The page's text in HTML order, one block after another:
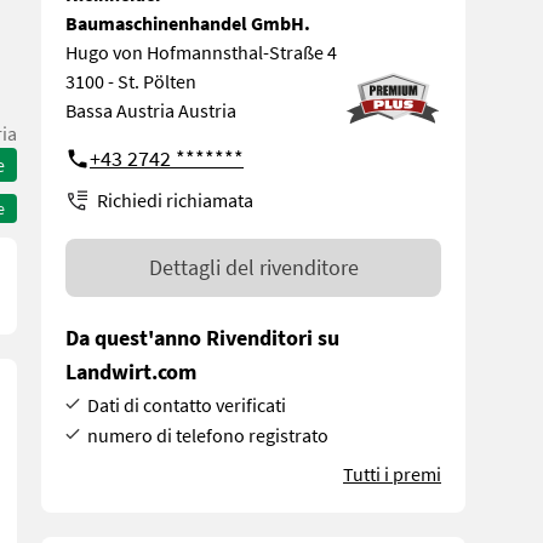
Baumaschinenhandel GmbH.
Hugo von Hofmannsthal-Straße 4
3100 - St. Pölten
Bassa Austria Austria
+43 2742 *******
Richiedi richiamata
Dettagli del rivenditore
Da quest'anno Rivenditori su
Landwirt.com
Dati di contatto verificati
numero di telefono registrato
Tutti i premi